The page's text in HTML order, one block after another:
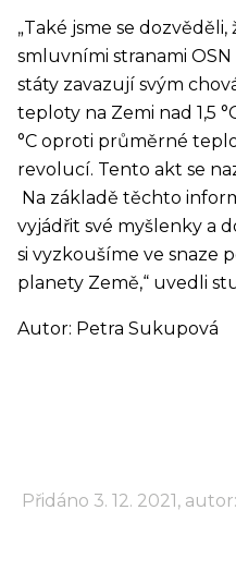
„Také jsme se dozvěděli,
smluvními stranami
státy zavazují svým
teploty na Zemi nad 1,5
°C oproti průměrné
revolucí. Tento akt se
Na základě těchto
vyjádřit své myšlenky a
si vyzkoušíme ve snaze
planety Země,“ uvedli
Autor: Petra Sukupová
Přidáno 3. 12. 2021,